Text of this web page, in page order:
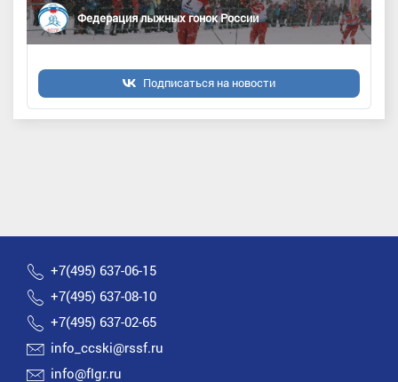
Федерация лыжных гонок России
Подписаться на новости
+7(495) 637-06-15
+7(495) 637-08-10
+7(495) 637-02-65
info_ccski@rssf.ru
info@flgr.ru